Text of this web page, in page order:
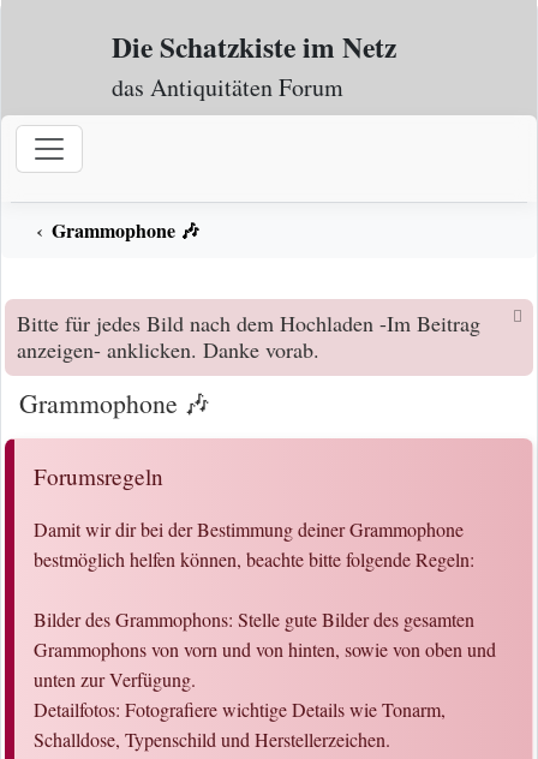
Zum Inhalt
Die Schatzkiste im Netz
das Antiquitäten Forum
Grammophone 🎶
Bitte für jedes Bild nach dem Hochladen -Im Beitrag
anzeigen- anklicken. Danke vorab.
Grammophone 🎶
Forumsregeln
Damit wir dir bei der Bestimmung deiner Grammophone
bestmöglich helfen können, beachte bitte folgende Regeln:
Bilder des Grammophons: Stelle gute Bilder des gesamten
Grammophons von vorn und von hinten, sowie von oben und
unten zur Verfügung.
Detailfotos: Fotografiere wichtige Details wie Tonarm,
Schalldose, Typenschild und Herstellerzeichen.